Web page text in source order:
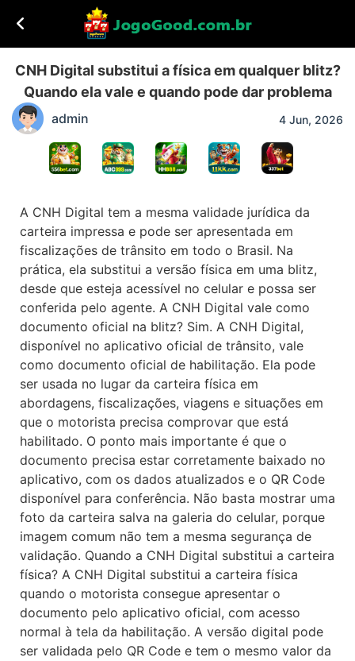
CNH Digital substitui a física em qualquer blitz?
Quando ela vale e quando pode dar problema
admin 4 Jun, 2026
A CNH Digital tem a mesma validade jurídica da
carteira impressa e pode ser apresentada em
fiscalizações de trânsito em todo o Brasil. Na
prática, ela substitui a versão física em uma blitz,
desde que esteja acessível no celular e possa ser
conferida pelo agente. A CNH Digital vale como
documento oficial na blitz? Sim. A CNH Digital,
disponível no aplicativo oficial de trânsito, vale
como documento oficial de habilitação. Ela pode
ser usada no lugar da carteira física em
abordagens, fiscalizações, viagens e situações em
que o motorista precisa comprovar que está
habilitado. O ponto mais importante é que o
documento precisa estar corretamente baixado no
aplicativo, com os dados atualizados e o QR Code
disponível para conferência. Não basta mostrar uma
foto da carteira salva na galeria do celular, porque
imagem comum não tem a mesma segurança de
validação. Quando a CNH Digital substitui a carteira
física? A CNH Digital substitui a carteira física
quando o motorista consegue apresentar o
documento pelo aplicativo oficial, com acesso
normal à tela da habilitação. A versão digital pode
ser validada pelo QR Code e tem o mesmo valor da